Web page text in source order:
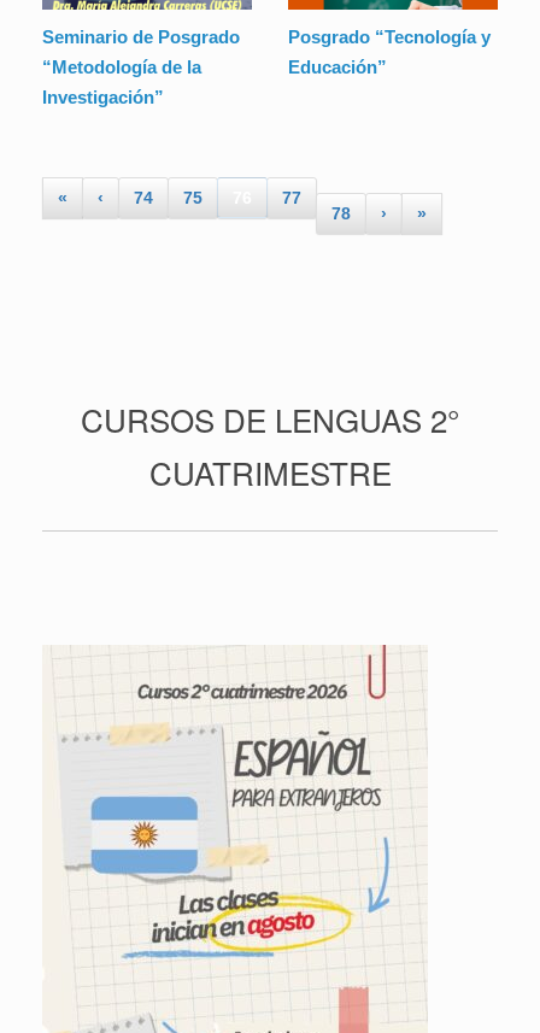
Seminario de Posgrado
“Metodología de la
Investigación”
Posgrado “Tecnología y
Educación”
« ‹ 74 75
77
78
› »
CURSOS DE LENGUAS 2°
CUATRIMESTRE